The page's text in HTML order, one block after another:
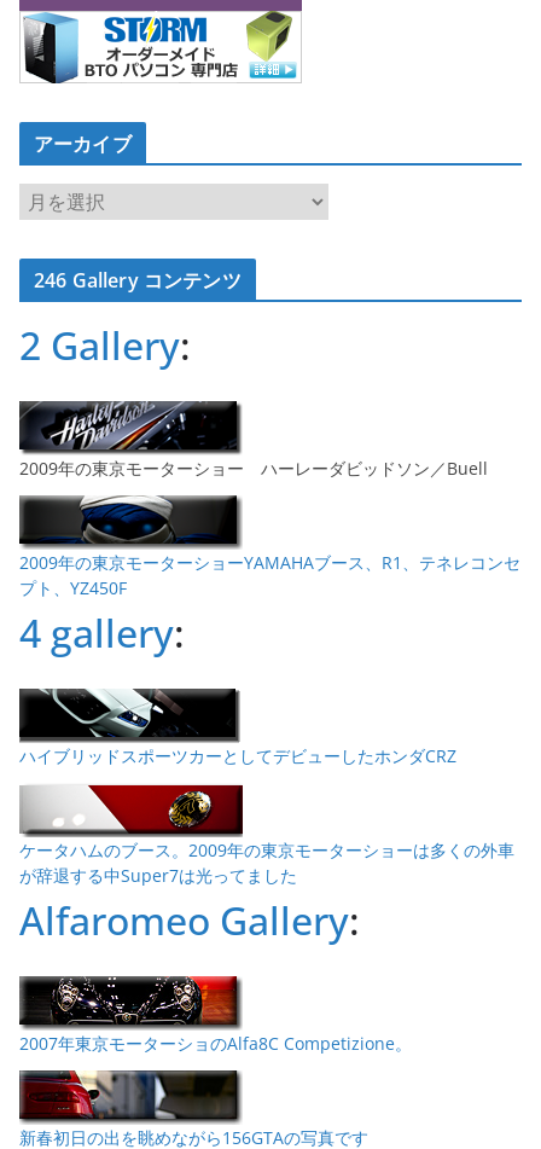
アーカイブ
ア
ー
カ
イ246 Gallery コンテンツ
2 Gallery:
2009年の東京モーターショー ハーレーダビッドソン／Buell
2009年の東京モーターショーYAMAHAブース、R1、テネレコンセ
プト、YZ450F
4 gallery:
ハイブリッドスポーツカーとしてデビューしたホンダCRZ
ケータハムのブース。2009年の東京モーターショーは多くの外車
が辞退する中Super7は光ってました
Alfaromeo Gallery:
2007年東京モーターショのAlfa8C Competizione。
新春初日の出を眺めながら156GTAの写真です